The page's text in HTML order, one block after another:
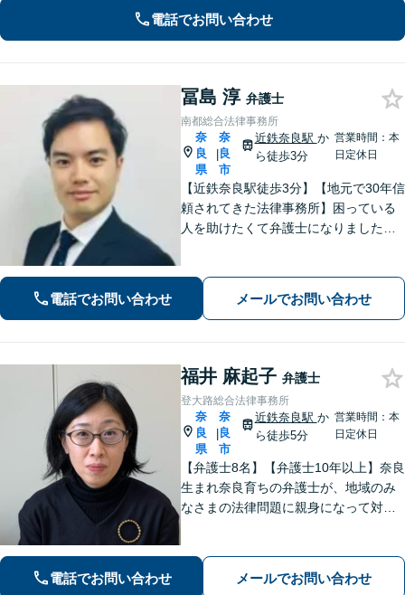
【法テラス利用可】
電話でお問い合わせ
冨島 淳 弁護士
南都総合法律事務所
奈
良
県
|
奈
良
市
近鉄奈良駅 か
ら徒歩3分
営業時間：本
日定休日
【近鉄奈良駅徒歩3分】【地元で30年信
頼されてきた法律事務所】困っている
人を助けたくて弁護士になりました。
借金でお困りの方はぜひ一度ご相談く
電話でお問い合わせ メールでお問い合わせ
福井 麻起子 弁護士
登大路総合法律事務所
奈
良
県
|
奈
良
市
近鉄奈良駅 か
ら徒歩5分
営業時間：本
日定休日
【弁護士8名】【弁護士10年以上】奈良
生まれ奈良育ちの弁護士が、地域のみ
なさまの法律問題に親身になって対応
を伺うことを大切にしています【近鉄
奈良駅5分】【オンライン相談可】
電話でお問い合わせ メールでお問い合わせ